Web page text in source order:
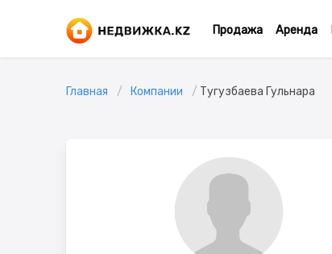
Продажа Аренда
Главная Компании Тугузбаева Гульнара